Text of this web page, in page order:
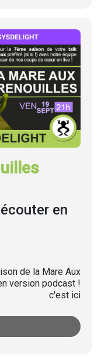
en
de la Mare Aux
version podcast !
c'est ici